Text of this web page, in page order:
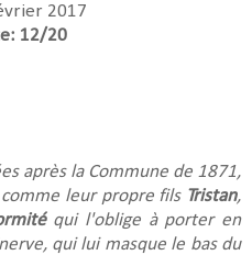
2017
12/20
après la Commune de 1871,
leur propre fils Tristan,
qui l'oblige à porter en
qui lui masque le bas du